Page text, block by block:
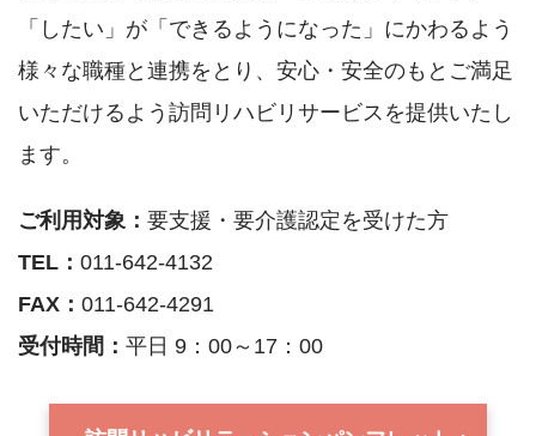
「したい」が「できるようになった」にかわるよう
様々な職種と連携をとり、安心・安全のもとご満足
いただけるよう訪問リハビリサービスを提供いたし
ます。
ご利用対象： 要支援・要介護認定を受けた方
TEL： 011-642-4132
FAX： 011-642-4291
受付時間： 平日 9：00～17：00